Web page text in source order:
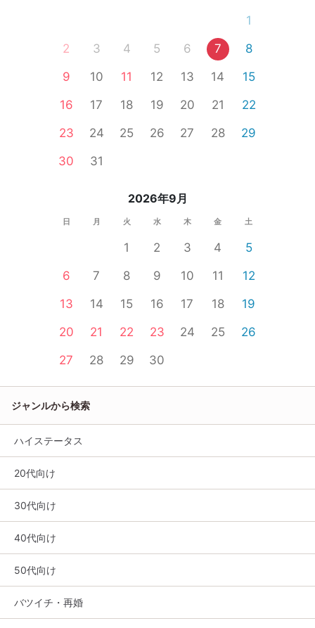
1
2
3 4 5 6 7
8
9
10 11 12 13 14
15
16
17 18 19 20 21
22
23
24 25 26 27 28
29
30
31
2026年9月
日 月 火 水 木 金 土
1 2 3 4
5
6
7 8 9 10 11
12
13
14 15 16 17 18
19
20
21 22 23 24 25
26
27
28 29 30
ジャンルから検索
ハイステータス
20代向け
30代向け
40代向け
50代向け
バツイチ・再婚